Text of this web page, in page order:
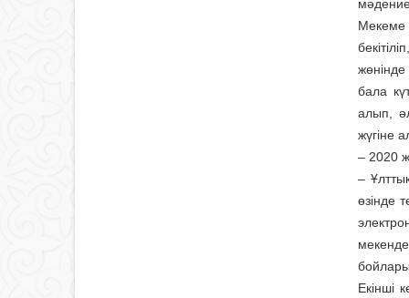
Мекеме
бала
алып,
жүгіне
– 2020
–
өзінде
Екінші